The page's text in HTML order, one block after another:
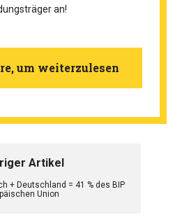
an!
um weiterzulesen
Artikel
+ Deutschland = 41 % des BIP
Union